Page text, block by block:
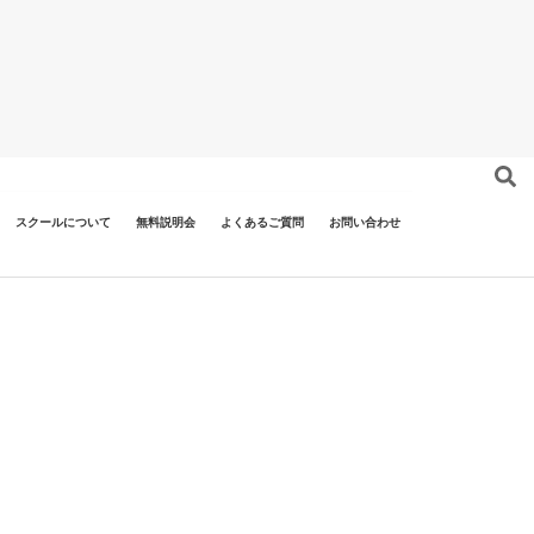
スクールについて 無料説明会 よくあるご質問 お問い合わせ